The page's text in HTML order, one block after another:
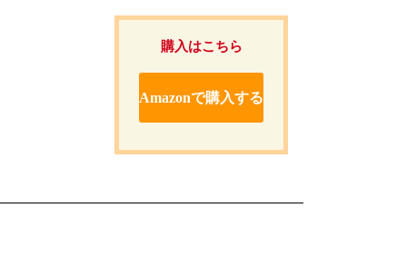
購入はこちら
Amazonで購入する